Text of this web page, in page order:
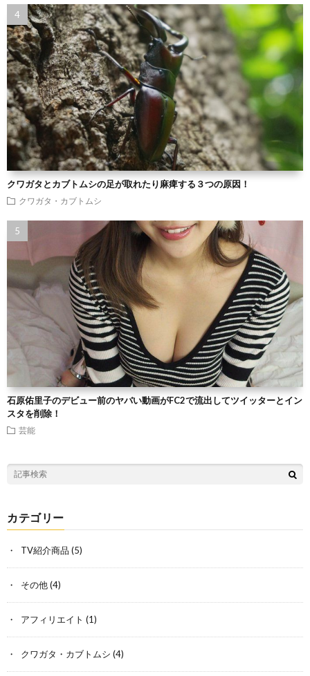
クワガタとカブトムシの足が取れたり麻痺する３つの原因！
クワガタ・カブトムシ
石原佑里子のデビュー前のヤバい動画がFC2で流出してツイッターとイン
スタを削除！
芸能
カテゴリー
TV紹介商品 (5)
その他(4)
アフィリエイト (1)
クワガタ・カブトムシ (4)